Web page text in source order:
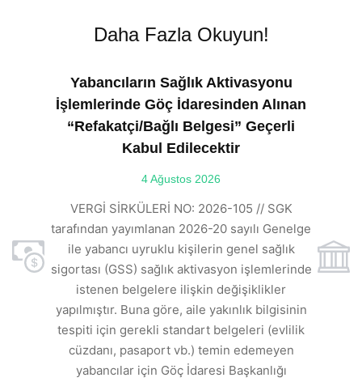
Daha Fazla Okuyun!
Yabancıların Sağlık Aktivasyonu
İşlemlerinde Göç İdaresinden Alınan
“Refakatçi/Bağlı Belgesi” Geçerli
Kabul Edilecektir
4 Ağustos 2026
VERGİ SİRKÜLERİ NO: 2026-105 // SGK
tarafından yayımlanan 2026-20 sayılı Genelge
ile yabancı uyruklu kişilerin genel sağlık
sigortası (GSS) sağlık aktivasyon işlemlerinde
istenen belgelere ilişkin değişiklikler
yapılmıştır. Buna göre, aile yakınlık bilgisinin
tespiti için gerekli standart belgeleri (evlilik
cüzdanı, pasaport vb.) temin edemeyen
yabancılar için Göç İdaresi Başkanlığı